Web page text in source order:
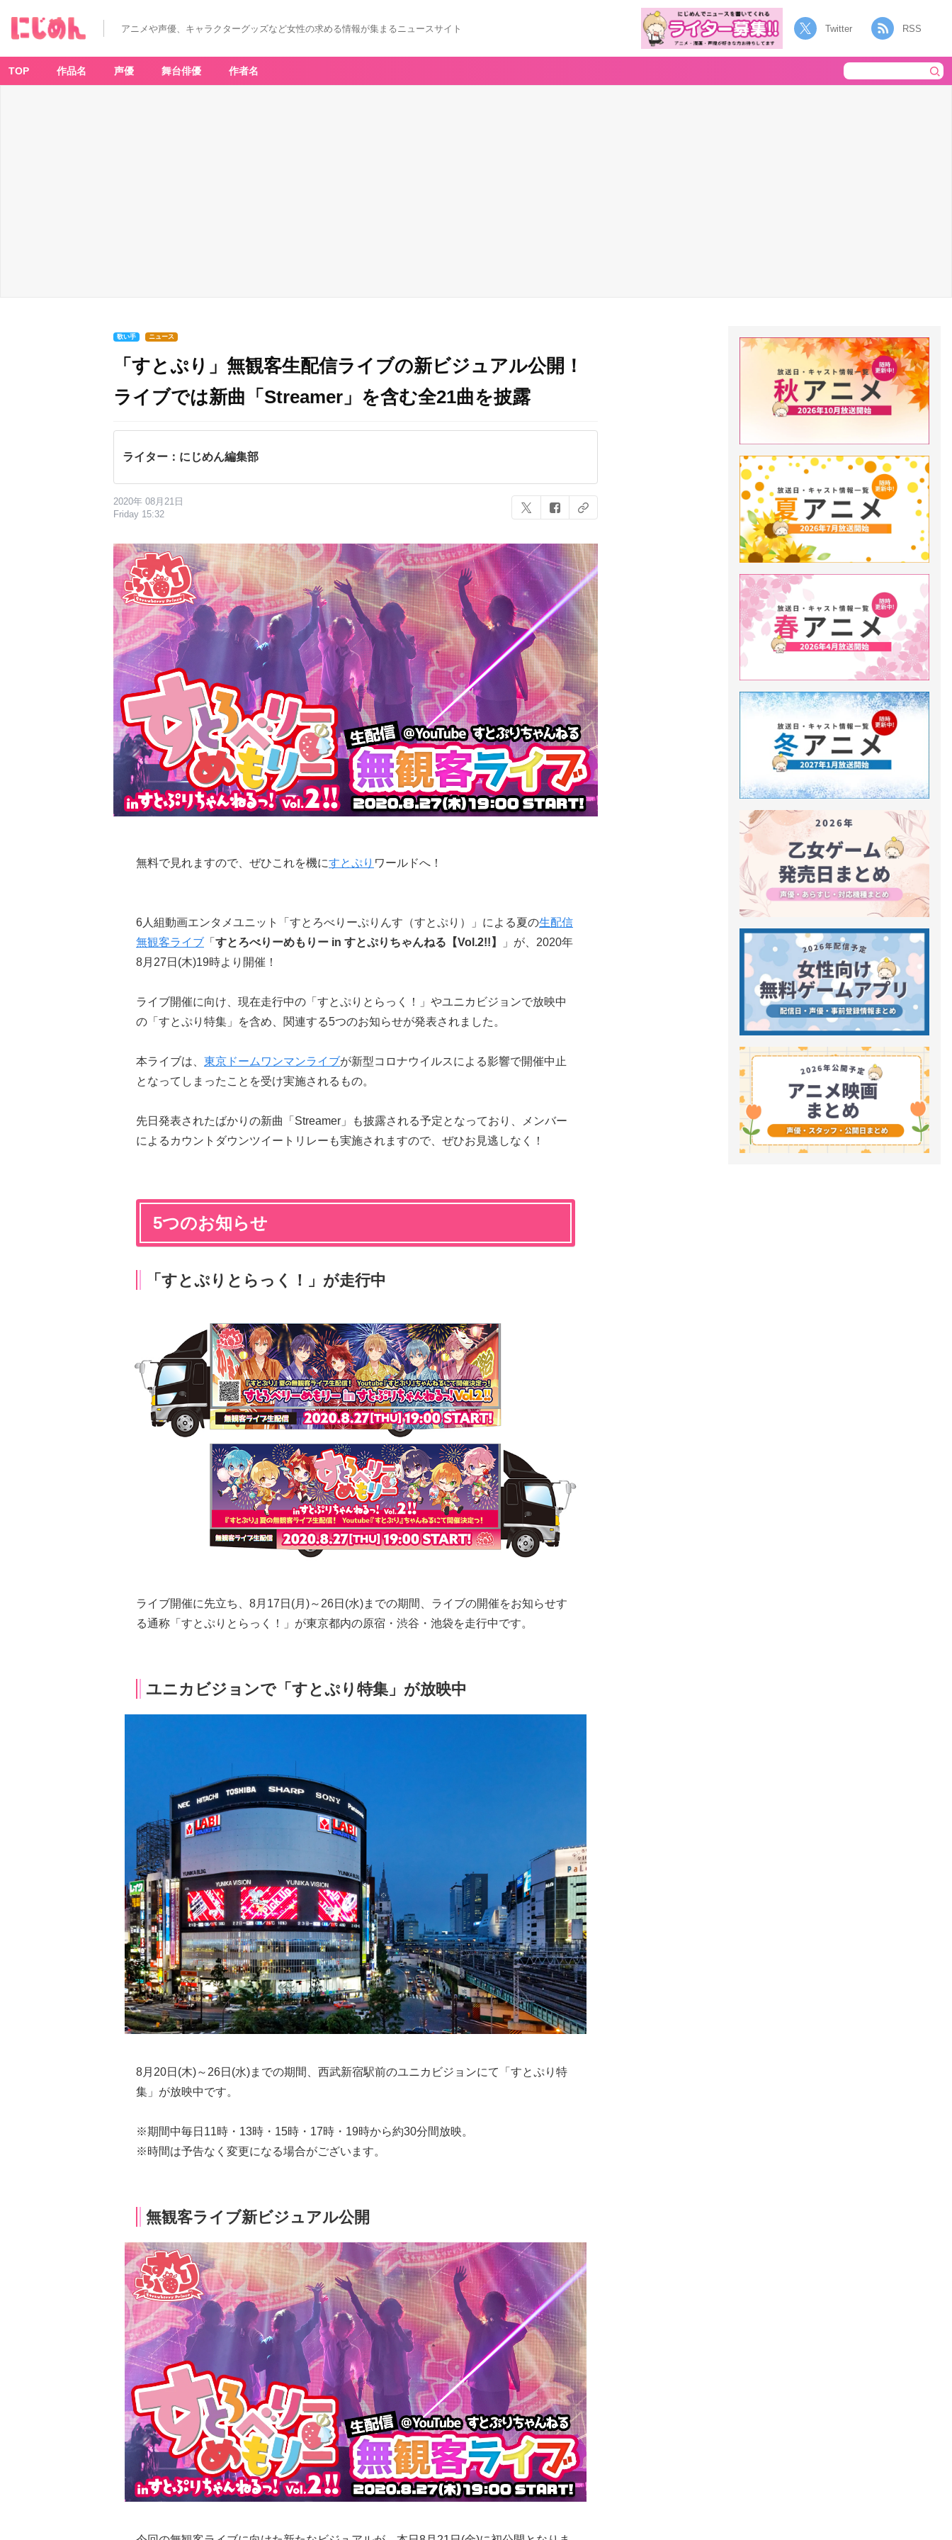
アニメや声優、キャラクターグッズなど女性の求める情報が集まるニュースサイト Twitter RSS
TOP 作品名 声優 舞台俳優 作者名
歌い手 ニュース
「すとぷり」無観客生配信ライブの新ビジュアル公開！
ライブでは新曲「Streamer」を含む全21曲を披露
ライター：にじめん編集部
2020年 08月21日
Friday 15:32
無料で見れますので、ぜひこれを機にすとぷり ワールドへ！
6人組動画エンタメユニット「すとろべりーぷりんす（すとぷり）」による夏の生配信
無観客ライブ 「 すとろべりーめもりー in すとぷりちゃんねる【Vol.2!!】
」が、2020年
8月27日(木)19時より開催！
ライブ開催に向け、現在走行中の「すとぷりとらっく！」やユニカビジョンで放映中
の「すとぷり特集」を含め、関連する5つのお知らせが発表されました。
本ライブは、 東京ドームワンマンライブが新型コロナウイルスによる影響で開催中止
となってしまったことを受け実施されるもの。
先日発表されたばかりの新曲「Streamer」も披露される予定となっており、メンバー
によるカウントダウンツイートリレーも実施されますので、ぜひお見逃しなく！
5つのお知らせ
「すとぷりとらっく！」が走行中
ライブ開催に先立ち、8月17日(月)～26日(水)までの期間、ライブの開催をお知らせす
る通称「すとぷりとらっく！」が東京都内の原宿・渋谷・池袋を走行中です。​
ユニカビジョンで「すとぷり特集」が放映中
8月20日(木)～26日(水)までの期間、西武新宿駅前のユニカビジョンにて「すとぷり特
集」が放映中です。
※期間中毎日11時・13時・15時・17時・19時から約30分間放映。
※時間は予告なく変更になる場合がございます。
無観客ライブ新ビジュアル公開